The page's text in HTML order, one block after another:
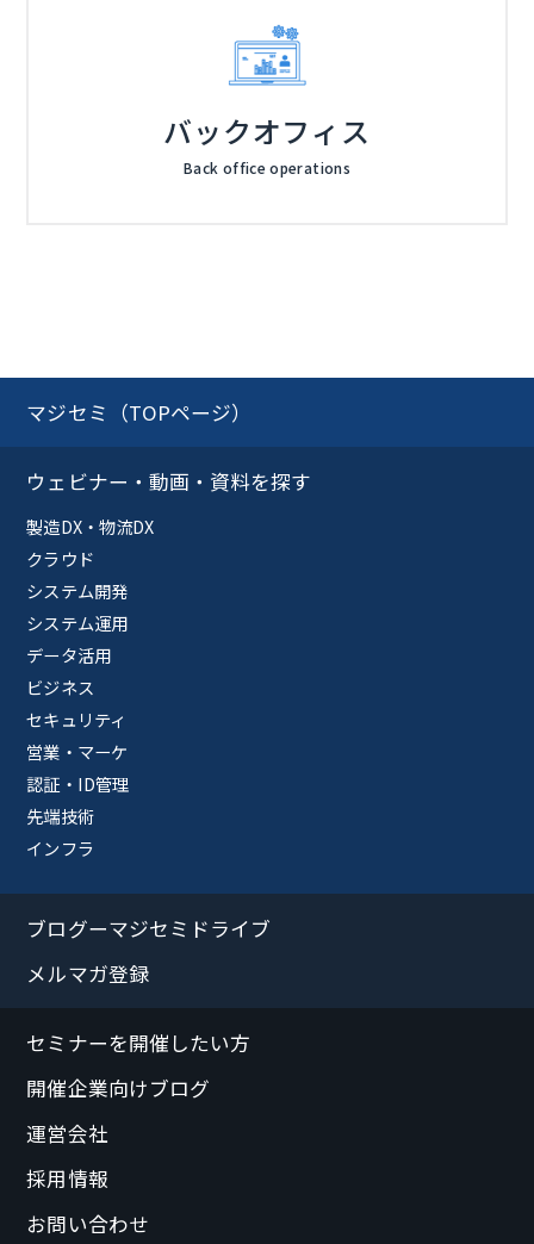
バックオフィス
Back office operations
マジセミ（TOPページ）
ウェビナー・動画・資料を探す
製造DX・物流DX
クラウド
システム開発
システム運用
データ活用
ビジネス
セキュリティ
営業・マーケ
認証・ID管理
先端技術
インフラ
ブログーマジセミドライブ
メルマガ登録
セミナーを開催したい方
開催企業向けブログ
運営会社
採用情報
お問い合わせ